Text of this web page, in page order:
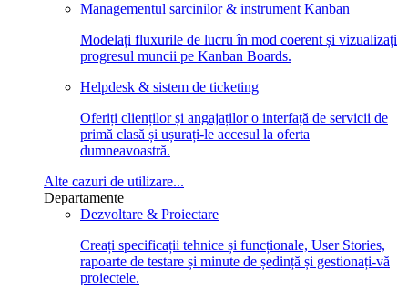
Managementul sarcinilor & instrument Kanban
Modelați fluxurile de lucru în mod coerent și vizualizați
progresul muncii pe Kanban Boards.
Helpdesk & sistem de ticketing
Oferiți clienților și angajaților o interfață de servicii de
primă clasă și ușurați-le accesul la oferta
dumneavoastră.
Alte cazuri de utilizare...
Departamente
Dezvoltare & Proiectare
Creați specificații tehnice și funcționale, User Stories,
rapoarte de testare și minute de ședință și gestionați-vă
proiectele.